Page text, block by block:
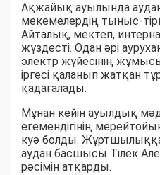
Ақжайық ауылында
мекемелердің тыныс-
Айталық, мектеп,
жүздесті. Одан әрі
электр жүйесінің
іргесі қаланып жатқан
қадағалады.
Мұнан кейін ауылдық
егемендігінің
куә болды. Жұртшылыққа
аудан басшысы Тілек
рәсімін атқарды.